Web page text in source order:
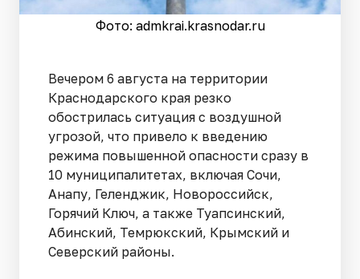
Фото: admkrai.krasnodar.ru
Вечером 6 августа на территории
Краснодарского края резко
обострилась ситуация с воздушной
угрозой, что привело к введению
режима повышенной опасности сразу в
10 муниципалитетах, включая Сочи,
Анапу, Геленджик, Новороссийск,
Горячий Ключ, а также Туапсинский,
Абинский, Темрюкский, Крымский и
Северский районы.